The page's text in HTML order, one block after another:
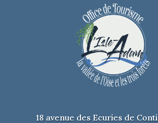
18 avenue des Ecuries de Conti